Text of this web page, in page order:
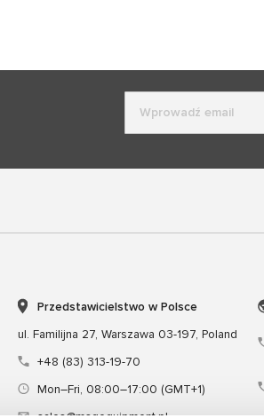
Przedstawicielstwo w Polsce
ul. Familijna 27, Warszawa 03-197, Poland
+48 (83) 313-19-70
Mon–Fri, 08:00–17:00 (GMT+1)